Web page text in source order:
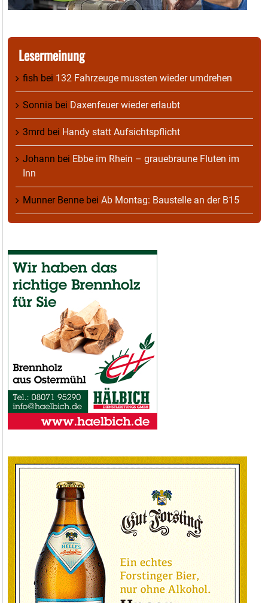
Lesermeinung
fish bei 132 Fahrzeuge mussten wieder umdrehen
Sonnia bei Daxenfeuer wieder erlaubt
3mrd bei Handy statt Aufsichtspflicht
Johann bei Ebbe im Rhein – grauebraune Fluten im
Inn
Munner Benne bei Ab Montag: Baustelle an der B15